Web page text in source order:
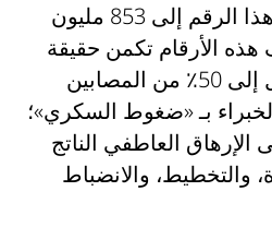
ومن المتوقع أن يصل هذا الرقم إلى 853 مليون
2050. خلف هذه الأرقام تكمن حقيقة
أخرى: إذ يعاني ما يصل إلى 50٪ من المصابين
بـ «ضغوط السكري»؛
العاطفي الناتج
والتخطيط، والانضباط